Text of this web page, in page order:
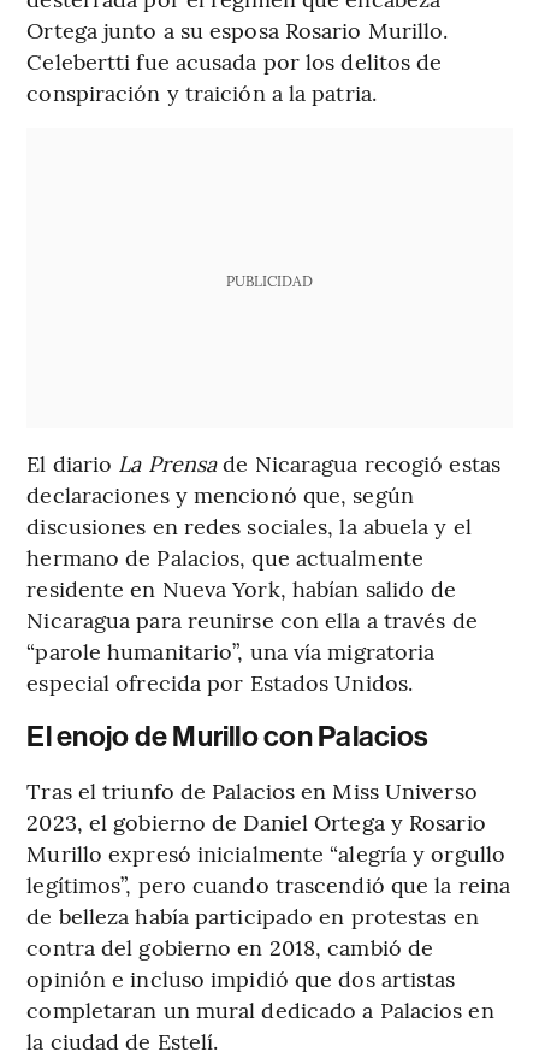
Ortega junto a su esposa Rosario Murillo.
Celebertti fue acusada por los delitos de
conspiración y traición a la patria.
PUBLICIDAD
El diario La Prensade Nicaragua recogió estas
declaraciones y mencionó que, según
discusiones en redes sociales, la abuela y el
hermano de Palacios, que actualmente
residente en Nueva York, habían salido de
Nicaragua para reunirse con ella a través de
“parole humanitario”, una vía migratoria
especial ofrecida por Estados Unidos.
El enojo de Murillo con Palacios
Tras el triunfo de Palacios en Miss Universo
2023, el gobierno de Daniel Ortega y Rosario
Murillo expresó inicialmente “alegría y orgullo
legítimos”, pero cuando trascendió que la reina
de belleza había participado en protestas en
contra del gobierno en 2018, cambió de
opinión e incluso impidió que dos artistas
completaran un mural dedicado a Palacios en
la ciudad de Estelí.